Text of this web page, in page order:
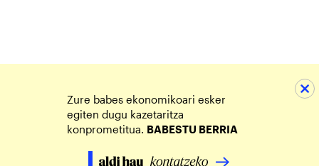
Zure babes ekonomikoari esker
egiten dugu kazetaritza
konprometitua. BABESTU BERRIA